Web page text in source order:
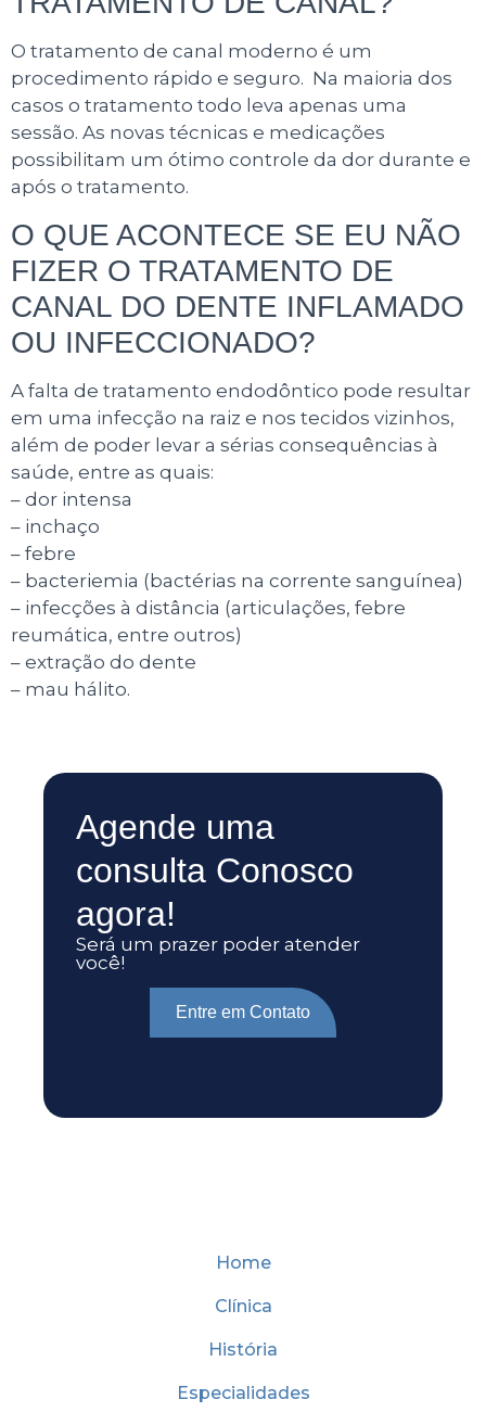
O tratamento de canal moderno é um
procedimento rápido e seguro. Na maioria dos
casos o tratamento todo leva apenas uma
sessão. As novas técnicas e medicações
possibilitam um ótimo controle da dor durante e
após o tratamento.
O QUE ACONTECE SE EU NÃO
FIZER O TRATAMENTO DE
CANAL DO DENTE INFLAMADO
OU INFECCIONADO?
A falta de tratamento endodôntico pode resultar
em uma infecção na raiz e nos tecidos vizinhos,
além de poder levar a sérias consequências à
saúde, entre as quais:
– dor intensa
– inchaço
– febre
– bacteriemia (bactérias na corrente sanguínea)
– infecções à distância (articulações, febre
reumática, entre outros)
– extração do dente
– mau hálito.
Agende uma
consulta Conosco
agora!
Será um prazer poder atender
você!
Entre em Contato
Home
Clínica
História
Especialidades